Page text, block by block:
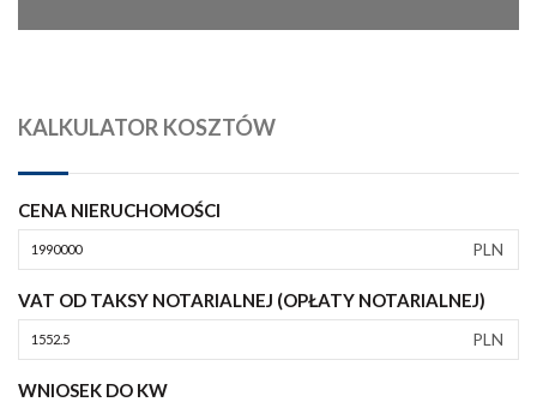
KALKULATOR KOSZTÓW
CENA NIERUCHOMOŚCI
PLN
VAT OD TAKSY NOTARIALNEJ (OPŁATY NOTARIALNEJ)
PLN
WNIOSEK DO KW